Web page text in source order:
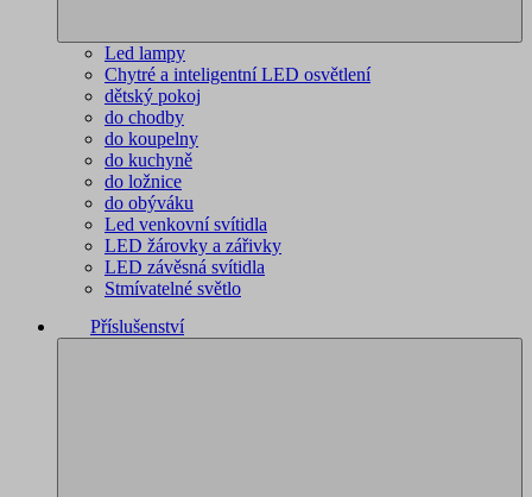
Led lampy
Chytré a inteligentní LED osvětlení
dětský pokoj
do chodby
do koupelny
do kuchyně
do ložnice
do obýváku
Led venkovní svítidla
LED žárovky a zářivky
LED závěsná svítidla
Stmívatelné světlo
Příslušenství